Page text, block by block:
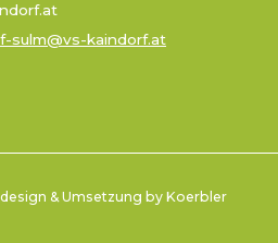
sulm@vs-kaindorf.at
& Umsetzung by Koerbler